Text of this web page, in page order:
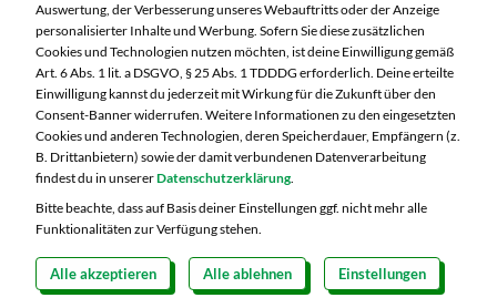
Öffnungszeiten diese Woche:
Mo:
07:00 – 20:00 Uhr
Di:
07:00 – 20:00 Uhr
Mi:
07:00 – 20:00 Uhr
Do:
07:00 – 21:00 Uhr
Fr:
07:00 – 21:00 Uhr
Copyright 2026 © MARKTKAUF Datenschutz Impressum
Auswertung, der Verbesserung unseres Webauftritts oder der Anzeige
personalisierter Inhalte und Werbung. Sofern Sie diese zusätzlichen
Cookies und Technologien nutzen möchten, ist deine Einwilligung gemäß
Art. 6 Abs. 1 lit. a DSGVO, § 25 Abs. 1 TDDDG erforderlich. Deine erteilte
Einwilligung kannst du jederzeit mit Wirkung für die Zukunft über den
Consent-Banner widerrufen. Weitere Informationen zu den eingesetzten
Cookies und anderen Technologien, deren Speicherdauer, Empfängern (z.
B. Drittanbietern) sowie der damit verbundenen Datenverarbeitung
findest du in unsererDatenschutzerklärung.
Bitte beachte, dass auf Basis deiner Einstellungen ggf. nicht mehr alle
Funktionalitäten zur Verfügung stehen.
Alle akzeptieren Alle ablehnen Einstellungen